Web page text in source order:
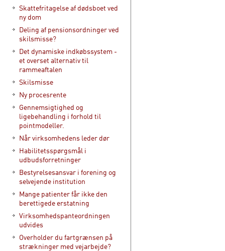
Skattefritagelse af dødsboet ved
ny dom
Deling af pensionsordninger ved
skilsmisse?
Det dynamiske indkøbssystem -
et overset alternativ til
rammeaftalen
Skilsmisse
Ny procesrente
Gennemsigtighed og
ligebehandling i forhold til
pointmodeller.
Når virksomhedens leder dør
Habilitetsspørgsmål i
udbudsforretninger
Bestyrelsesansvar i forening og
selvejende institution
Mange patienter får ikke den
berettigede erstatning
Virksomhedspanteordningen
udvides
Overholder du fartgrænsen på
strækninger med vejarbejde?